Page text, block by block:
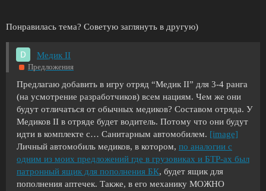
Понравилась тема? Советую заглянуть в другую)
Медик II
Предложения
Предлагаю добавить в игру отряд “Медик II” для 3-4 ранга
(на усмотрение разработчиков) всем нациям. Чем же они
будут отличаться от обычных медиков? Составом отряда. У
Медиков II в отряде будет водитель. Потому что они будут
идти в комплекте с… Санитарным автомобилем. [image]
Личный автомобиль медиков, в котором, по аналогии с
одним из моих предложений где в грузовиках и БТР-ах был
патронный ящик для пополнения БК, будет ящик для
пополнения аптечек. Также, в его механику МОЖНО